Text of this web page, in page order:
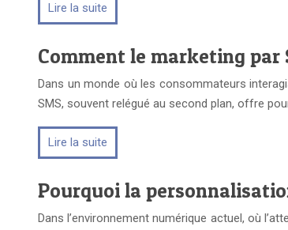
Lire la suite
Comment le marketing
Dans un monde où les consommateurs
SMS, souvent relégué au second plan, offre
Lire la suite
Pourquoi la
Dans l’environnement numérique actuel, où